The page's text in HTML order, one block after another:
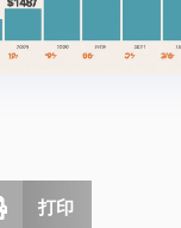
打印